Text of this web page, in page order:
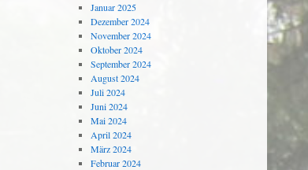
Januar 2025
Dezember 2024
November 2024
Oktober 2024
September 2024
August 2024
Juli 2024
Juni 2024
Mai 2024
April 2024
März 2024
Februar 2024